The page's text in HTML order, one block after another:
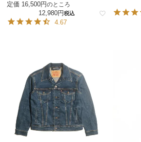
定価 16,500 のところ
12,980 税込
4.67